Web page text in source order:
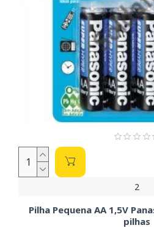
2
Pilha Pequena AA 1,5V
pilhas